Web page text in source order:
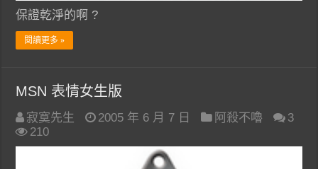
保證乾淨的啊 ?
閱讀更多 »
MSN 表情女生版
寂寞先生 2005 年 6 月 7 日 阿殺不嚕
3
210